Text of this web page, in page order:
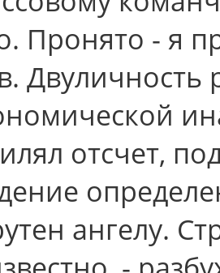
Пронято - я
Двуличность
отсчет,
ангелу.